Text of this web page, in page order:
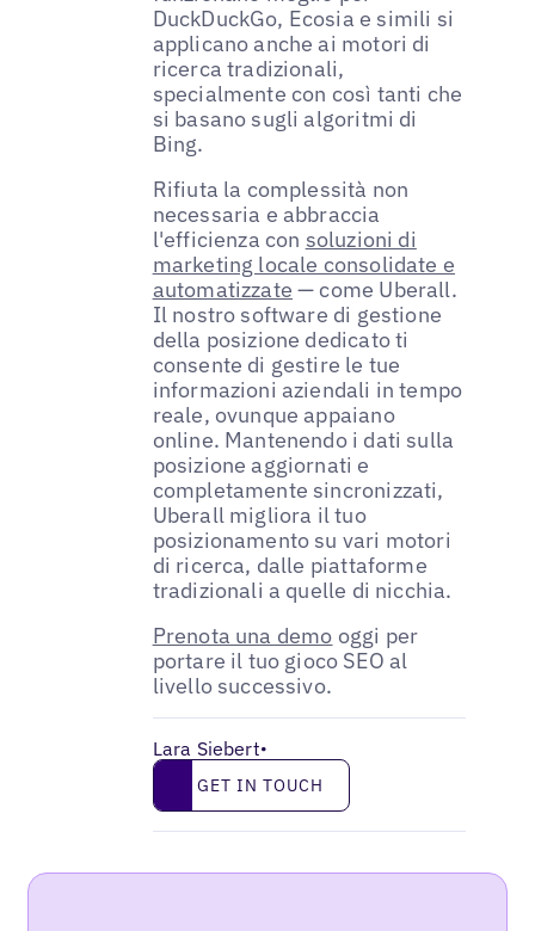
DuckDuckGo, Ecosia e simili si
applicano anche ai motori di
ricerca tradizionali,
specialmente con così tanti che
si basano sugli algoritmi di
Bing.
Rifiuta la complessità non
necessaria e abbraccia
l'efficienza con soluzioni di
marketing locale consolidate e
automatizzate — come Uberall.
Il nostro software di gestione
della posizione dedicato ti
consente di gestire le tue
informazioni aziendali in tempo
reale, ovunque appaiano
online. Mantenendo i dati sulla
posizione aggiornati e
completamente sincronizzati,
Uberall migliora il tuo
posizionamento su vari motori
di ricerca, dalle piattaforme
tradizionali a quelle di nicchia.
Prenota una demo oggi per
portare il tuo gioco SEO al
livello successivo.
Lara Siebert•
Get in touch
GET IN TOUCH